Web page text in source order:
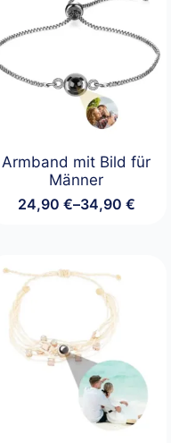
Armband mit Bild für
Männer
24,90 €–34,90 €
Preisspanne: